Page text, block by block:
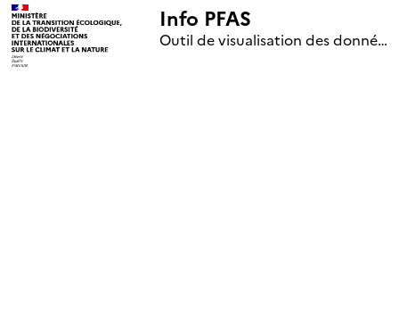
Info PFAS
Outil de visualisation des données nationales de surveillance des substances PFAS (mise à jour le 1er jour de chaque mois)
+
–